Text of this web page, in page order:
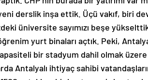
derslik inşa ettik. Üçü vakıf, biri
üniversite sayımızı beşe
yurt binaları açtık. Peki,
bir stadyum dahil olmak
Antalyalı ihtiyaç sahibi
yataklı şehir hastanemiz başta